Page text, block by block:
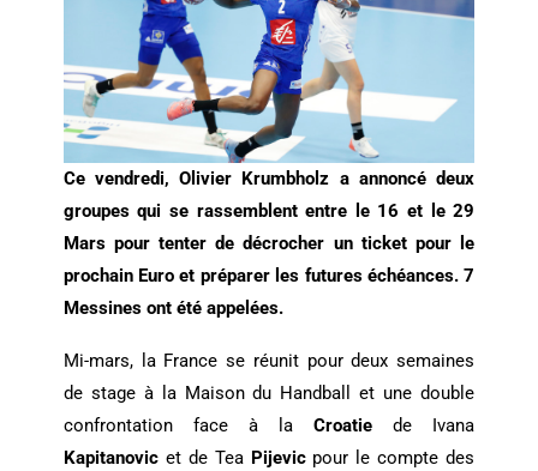
Ce vendredi, Olivier Krumbholz a annoncé deux
groupes qui se rassemblent entre le 16 et le 29
Mars pour tenter de décrocher un ticket pour le
prochain Euro et préparer les futures échéances. 7
Messines ont été appelées.
Mi-mars, la France se réunit pour deux semaines
de stage à la Maison du Handball et une double
confrontation face à laCroatie de Ivana
Kapitanovicet de Tea Pijevicpour le compte des